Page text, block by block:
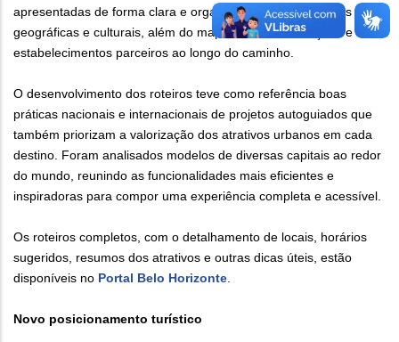
apresentadas de forma clara e organizada, com referências
geográficas e culturais, além do mapeamento de atrações e
estabelecimentos parceiros ao longo do caminho.
O desenvolvimento dos roteiros teve como referência boas
práticas nacionais e internacionais de projetos autoguiados que
também priorizam a valorização dos atrativos urbanos em cada
destino. Foram analisados modelos de diversas capitais ao redor
do mundo, reunindo as funcionalidades mais eficientes e
inspiradoras para compor uma experiência completa e acessível.
Os roteiros completos, com o detalhamento de locais, horários
sugeridos, resumos dos atrativos e outras dicas úteis, estão
disponíveis no Portal Belo Horizonte.
Novo posicionamento turístico